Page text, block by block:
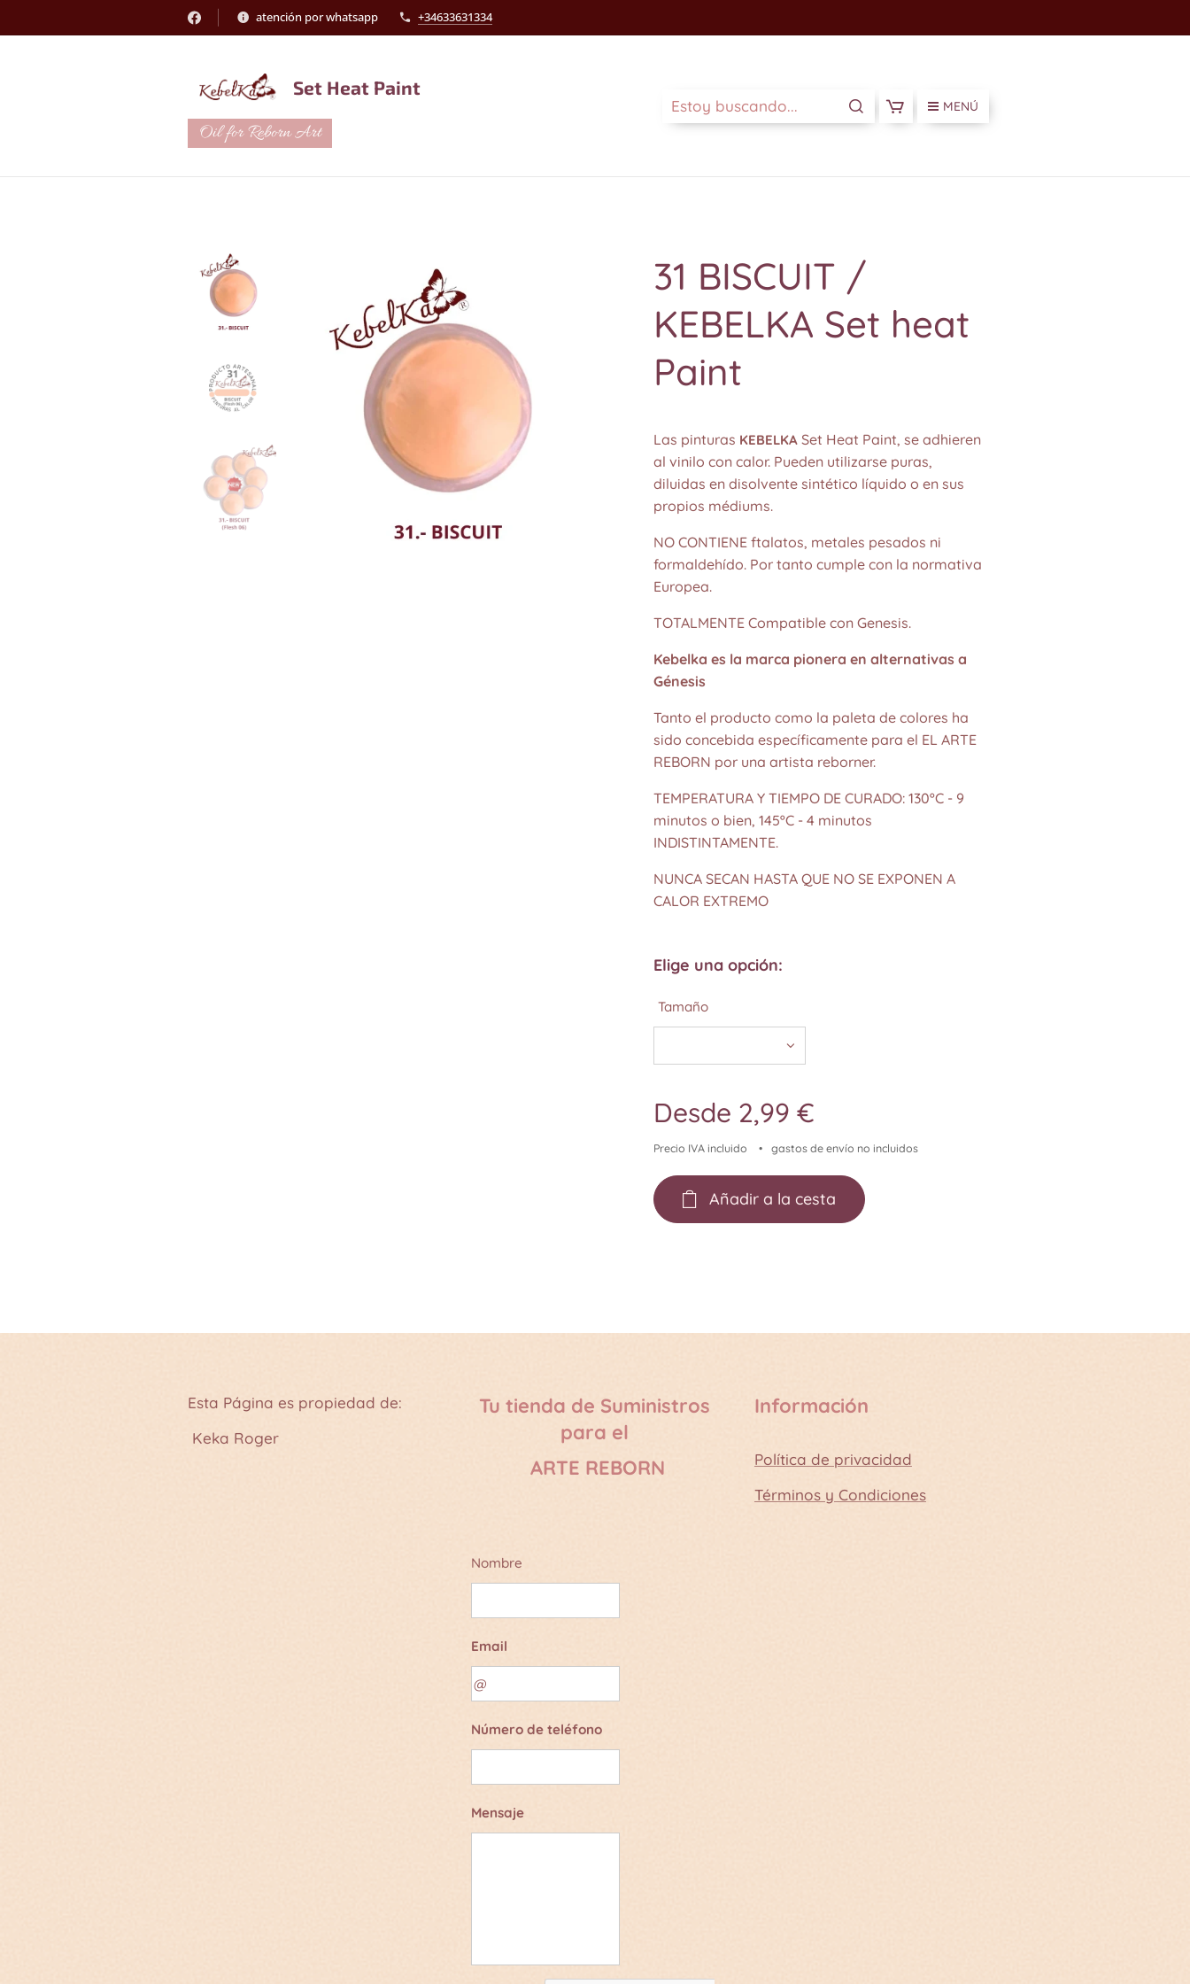
atención por whatsapp +34633631334
Set Heat Paint
Oil for Reborn Art
MENÚ
31 BISCUIT /
KEBELKA Set heat
Paint
Las pinturas KEBELKA Set Heat Paint, se adhieren
al vinilo con calor. Pueden utilizarse puras,
diluidas en disolvente sintético líquido o en sus
propios médiums.
NO CONTIENE ftalatos, metales pesados ni
formaldehído. Por tanto cumple con la normativa
Europea.
TOTALMENTE Compatible con Genesis.
Kebelka es la marca pionera en alternativas a
Génesis
Tanto el producto como la paleta de colores ha
sido concebida específicamente para el EL ARTE
REBORN por una artista reborner.
TEMPERATURA Y TIEMPO DE CURADO: 130ºC - 9
minutos o bien, 145ºC - 4 minutos
INDISTINTAMENTE.
NUNCA SECAN HASTA QUE NO SE EXPONEN A
CALOR EXTREMO
Elige una opción:
Tamaño
Desde 2,99 €
Precio IVA incluido gastos de envío no incluidos
Añadir a la cesta
Esta Página es propiedad de:
Keka Roger
Tu tienda de Suministros
para el
ARTE REBORN
Nombre
Email
Número de teléfono
Mensaje
Información
Política de privacidad
Términos y Condiciones